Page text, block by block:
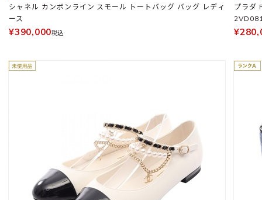
シャネル カンボンライン スモール トートバッグ バッグ レディ
ース
¥390,000税込
プラダ